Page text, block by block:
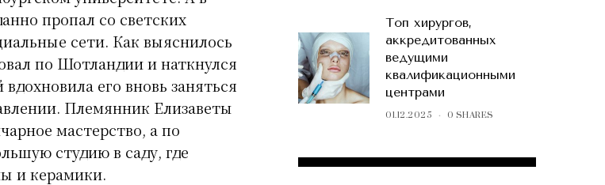
пропал со светских
сети. Как выяснилось
по Шотландии и наткнулся
его вновь заняться
Племянник Елизаветы
мастерство, а по
студию в саду, где
и керамики.
Топ хирургов,
аккредитованных
ведущими
квалификационными
центрами
01.12.2025 0 SHARES